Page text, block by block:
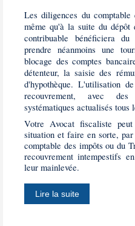
Les diligences du
même qu'à la suite du dépôt
contribuable bénéficiera
prendre néanmoins une
blocage des comptes
détenteur, la saisie des
d'hypothèque. L'utilisation
recouvrement, avec
systématiques actualisés tous
Votre Avocat fiscaliste
situation et faire en sorte,
comptable des impôts ou du
recouvrement intempestifs
leur mainlevée.
Lire la suite